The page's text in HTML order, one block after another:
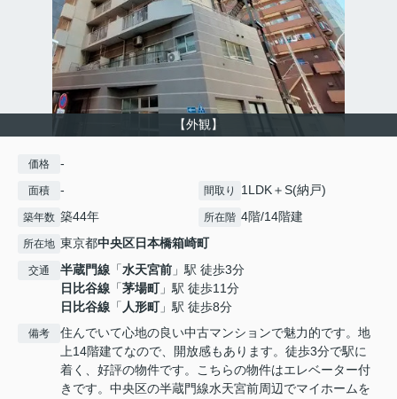
【外観】
価格 -
面積 - 間取り 1LDK＋S(納戸)
築年数 築44年 所在階 4階/14階建
所在地 東京都中央区日本橋箱崎町
交通 半蔵門線 「水天宮前 」駅 徒歩3分
日比谷線 「茅場町」駅 徒歩11分
日比谷線 「 人形町」駅 徒歩8分
備考
住んでいて心地の良い中古マンションで魅力的です。地
上14階建てなので、開放感もあります。徒歩3分で駅に
着く、好評の物件です。こちらの物件はエレベーター付
きです。中央区の半蔵門線水天宮前周辺でマイホームを